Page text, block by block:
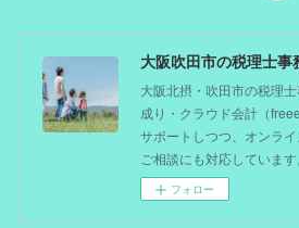
大阪北摂・吹田市の税理
成り・クラウド会計（
サポートしつつ、オンラ
ご相談にも対応しています
フォロー